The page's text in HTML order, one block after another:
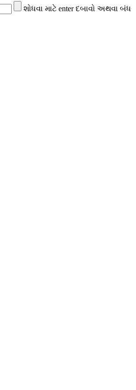
શોધવા માટે enter દબાવો અથવા બંધ